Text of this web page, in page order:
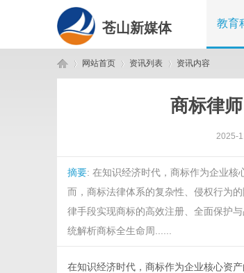
苍山新媒体 教育
网站首页 资讯列表 资讯内容
商标律
2025-
摘要: 在知识经济时代，商标作为企业
而，商标法律体系的复杂性、侵权行为
律手段实现商标的高效注册、全面保护
统解析商标全生命周......
在知识经济时代，商标作为企业核心资